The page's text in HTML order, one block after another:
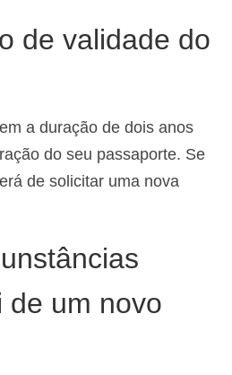
de validade do
a duração de dois anos
do seu passaporte. Se
de solicitar uma nova
de um novo